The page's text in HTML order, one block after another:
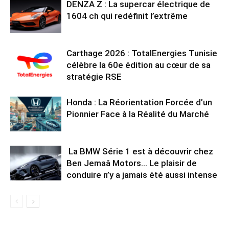
DENZA Z : La supercar électrique de
1604 ch qui redéfinit l’extrême
Carthage 2026 : TotalEnergies Tunisie
célèbre la 60e édition au cœur de sa
stratégie RSE
Honda : La Réorientation Forcée d’un
Pionnier Face à la Réalité du Marché
La BMW Série 1 est à découvrir chez
Ben Jemaâ Motors… Le plaisir de
conduire n’y a jamais été aussi intense